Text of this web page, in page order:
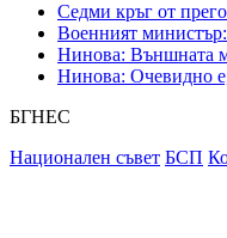
Седми кръг от
Военният
Нинова: Външната
Нинова: Очевидно
БГНЕС
Национален съвет БСП